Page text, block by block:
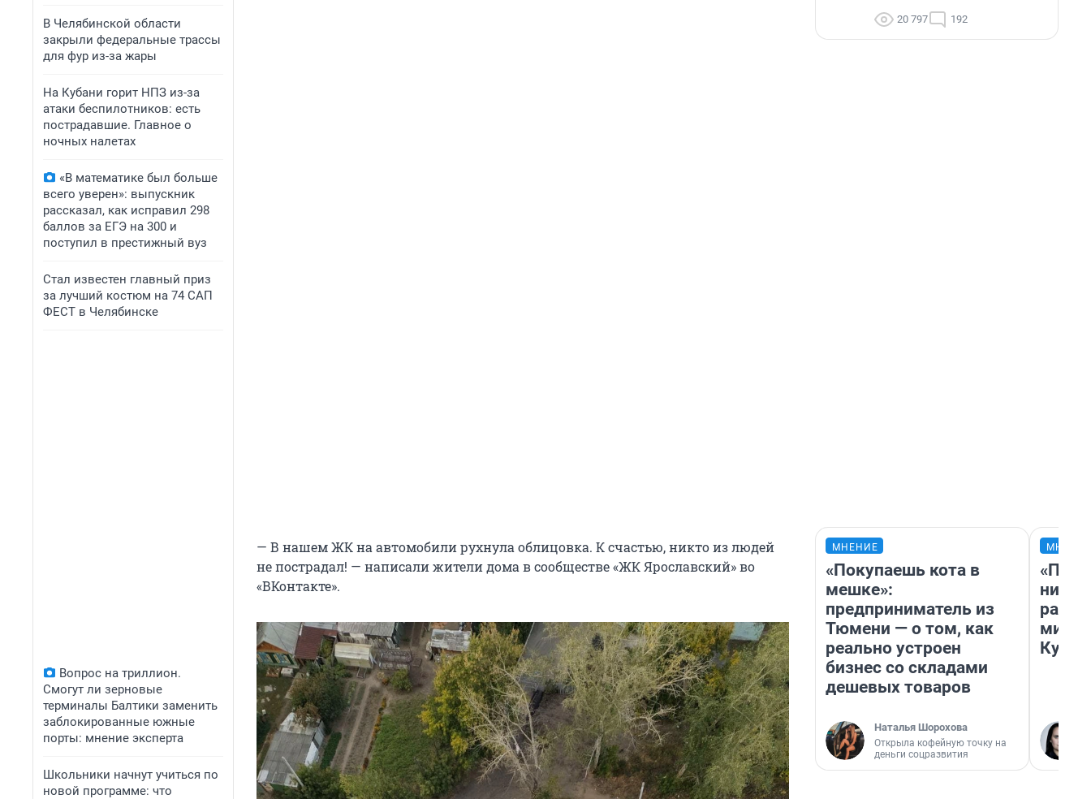
В Челябинской области
закрыли федеральные трассы
для фур из-за жары
На Кубани горит НПЗ из-за
атаки беспилотников: есть
пострадавшие. Главное о
ночных налетах
«В математике был больше
всего уверен»: выпускник
рассказал, как исправил 298
баллов за ЕГЭ на 300 и
поступил в престижный вуз
Стал известен главный приз
за лучший костюм на 74 САП
ФЕСТ в Челябинске
Вопрос на триллион.
Смогут ли зерновые
терминалы Балтики заменить
заблокированные южные
порты: мнение эксперта
Школьники начнут учиться по
новой программе: что
— В нашем ЖК на автомобили рухнула облицовка. К счастью, никто из людей
не пострадал! — написали жители дома в сообществе «ЖК Ярославский» во
«ВКонтакте».
20 797 192
МНЕНИЕ
«Покупаешь кота в
мешке»:
предприниматель из
Тюмени — о том, как
реально устроен
бизнес со складами
дешевых товаров
Наталья Шорохова
Открыла кофейную точку на
деньги соцразвития
Кузи